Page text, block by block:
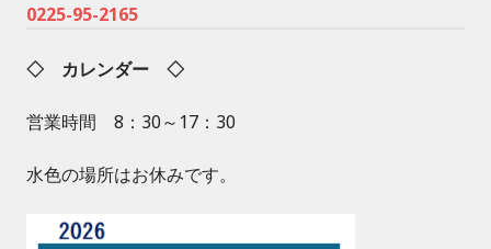
0225-95-2165
◇ カレンダー ◇
営業時間 8：30～17：30
水色の場所はお休みです。